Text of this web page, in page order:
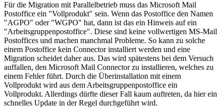
Für die Migration mit Parallelbetrieb muss das Microsoft Mail
Postoffice ein "Vollprodukt" sein. Wenn das Postoffice den Namen
"AGPO" oder "WGPO" hat, dann ist das ein Hinweis auf ein
"Arbeitsgruppenpostoffice". Diese sind keine vollwertigen MS-Mail
Postoffices und machen manchmal Probleme. So kann zu solche
einem Postoffice kein Connector installiert werden und eine
Migration scheidet daher aus. Das wird spätestens bei dem Versuch
auffallen, den Microsoft Mail Connector zu installieren, welches zu
einem Fehler führt. Durch die Überinstallation mit einem
Vollprodukt wird aus dem Arbeitsgruppenpostoffice ein
Vollprodukt. Allerdings dürfte dieser Fall kaum auftreten, da hier ein
schnelles Update in der Regel durchgeführt wird.